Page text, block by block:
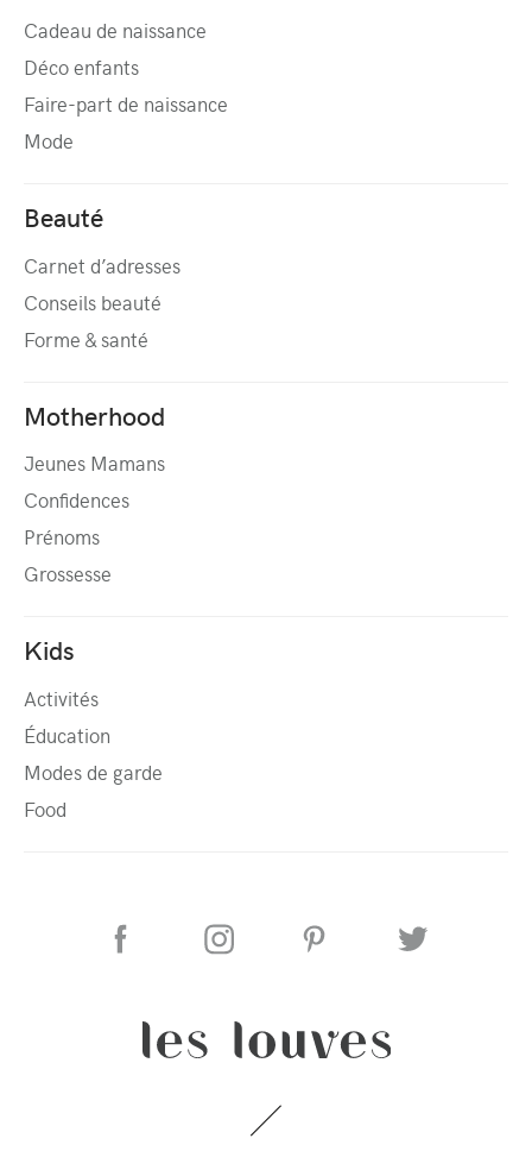
Cadeau de naissance
Déco enfants
Faire-part de naissance
Mode
Beauté
Carnet d’adresses
Conseils beauté
Forme & santé
Motherhood
Jeunes Mamans
Confidences
Prénoms
Grossesse
Kids
Activités
Éducation
Modes de garde
Food